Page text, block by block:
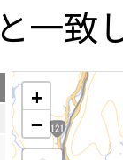
一致
+
−